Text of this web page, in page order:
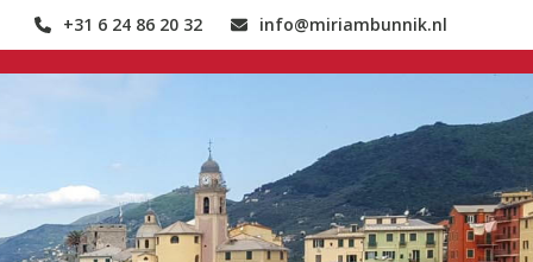
+31 6 24 86 20 32 info@miriambunnik.nl